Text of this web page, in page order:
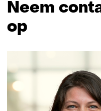
Neem
op